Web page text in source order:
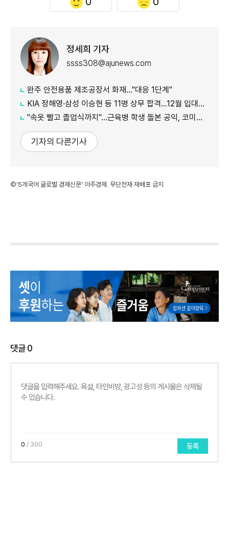
정세희 기자
ssss308@ajunews.com
완주 안전용품 제조공장서 화재…"대응 1단계"
KIA 정해영·삼성 이승현 등 11명 상무 합격…12월 입대해 2028년 6월 전역
"속옷 빨고 졸업식까지"…근육병 학생 돌본 공익, 코미디언 김규원이었다
기자의 다른기사
©'5개국어 글로벌 경제신문' 아주경제. 무단전재·재배포 금지
댓글0
0 / 300 등록